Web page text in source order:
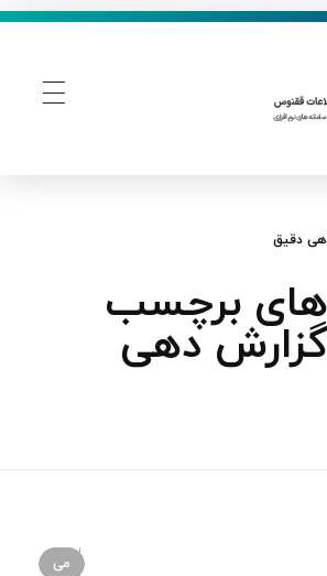
دقیق
برچسب
دهی
می